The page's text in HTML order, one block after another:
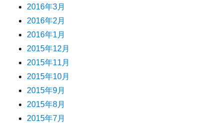
2016年3月
2016年2月
2016年1月
2015年12月
2015年11月
2015年10月
2015年9月
2015年8月
2015年7月